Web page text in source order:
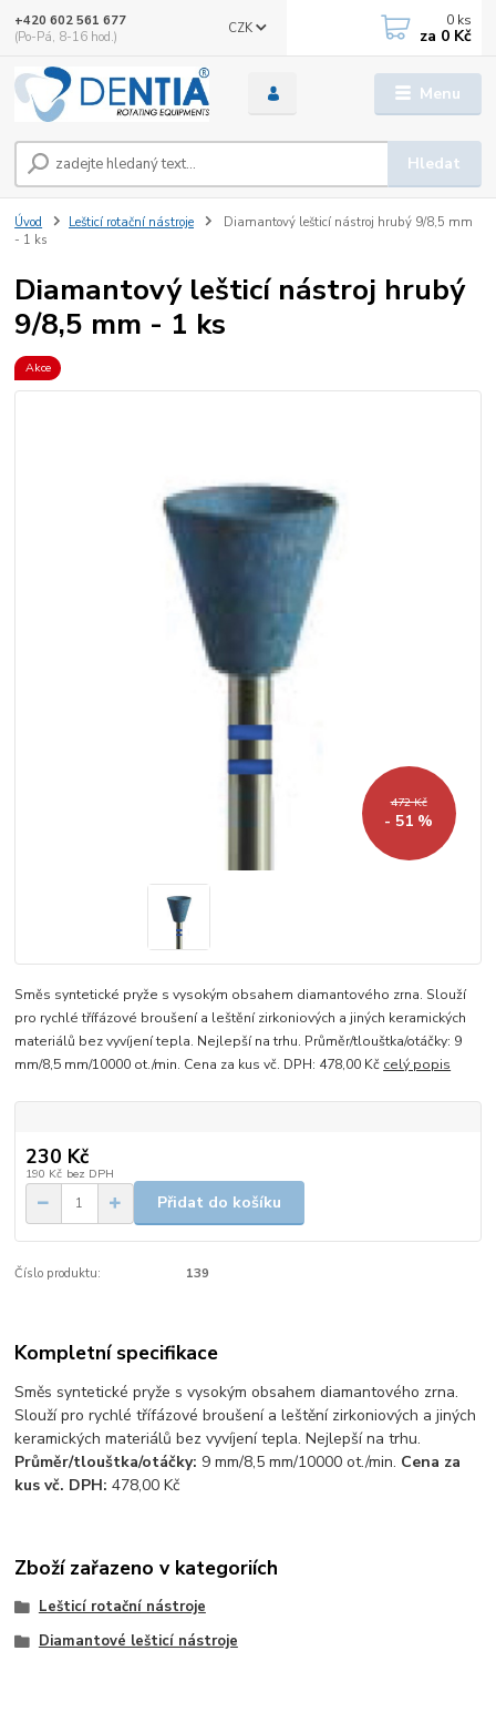
Menu
CZK
Hledat
+420 602 561 677
(Po-Pá, 8-16 hod.)
0 ks
za 0 Kč
Úvod Lešticí rotační nástroje
Diamantový lešticí nástroj hrubý 9/8,5 mm
- 1 ks
Diamantový lešticí nástroj hrubý
9/8,5 mm - 1 ks
Akce
472 Kč
- 51 %
Směs syntetické pryže s vysokým obsahem diamantového zrna. Slouží
pro rychlé třífázové broušení a leštění zirkoniových a jiných keramických
materiálů bez vyvíjení tepla. Nejlepší na trhu. Průměr/tlouštka/otáčky: 9
mm/8,5 mm/10000 ot./min. Cena za kus vč. DPH: 478,00 Kč celý popis
230 Kč
190 Kč bez DPH
Přidat do košíku
Číslo produktu: 139
Kompletní specifikace
Směs syntetické pryže s vysokým obsahem diamantového zrna.
Slouží pro rychlé třífázové broušení a leštění zirkoniových a jiných
keramických materiálů bez vyvíjení tepla. Nejlepší na trhu.
Průměr/tlouštka/otáčky: 9 mm/8,5 mm/10000 ot./min. Cena za
kus vč. DPH: 478,00 Kč
Zboží zařazeno v kategoriích
Lešticí rotační nástroje
Diamantové lešticí nástroje